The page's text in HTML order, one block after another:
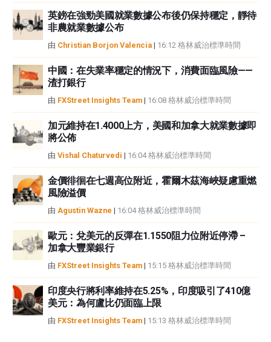
英鎊在強勁美國就業數據公布後仍保持穩定，靜待
非農就業數據公布
由 Christian Borjon Valencia | 16:12 格林威治標準時間
中國：在失業率穩定的情況下，消費面臨風險——
渣打銀行
由 FXStreet Insights Team | 16:08 格林威治標準時間
加元維持在1.4000上方，美國和加拿大就業數據即
將公佈
由 Vishal Chaturvedi | 16:04 格林威治標準時間
金價徘徊在七週高位附近，霍爾木茲海峽疑慮重燃
風險溢價
由 Agustin Wazne | 16:04 格林威治標準時間
歐元：兌美元的反彈在1.1550阻力位附近停滯 –
加拿大豐業銀行
由 FXStreet Insights Team | 15:15 格林威治標準時間
印度央行將利率維持在5.25%，印度吸引了410億
美元：為何盧比仍面臨上限
由 FXStreet Insights Team | 15:13 格林威治標準時間